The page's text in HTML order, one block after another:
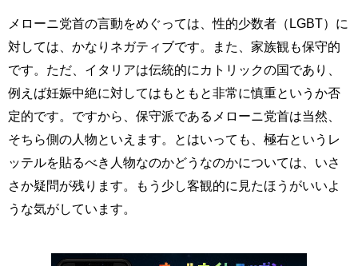
メローニ党首の言動をめぐっては、性的少数者（LGBT）に
対しては、かなりネガティブです。また、家族観も保守的
です。ただ、イタリアは伝統的にカトリックの国であり、
例えば妊娠中絶に対してはもともと非常に慎重というか否
定的です。ですから、保守派であるメローニ党首は当然、
そちら側の人物といえます。とはいっても、極右というレ
ッテルを貼るべき人物なのかどうなのかについては、いさ
さか疑問が残ります。もう少し客観的に見たほうがいいよ
うな気がしています。